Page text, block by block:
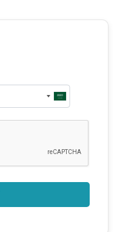
Saudi
Arabia